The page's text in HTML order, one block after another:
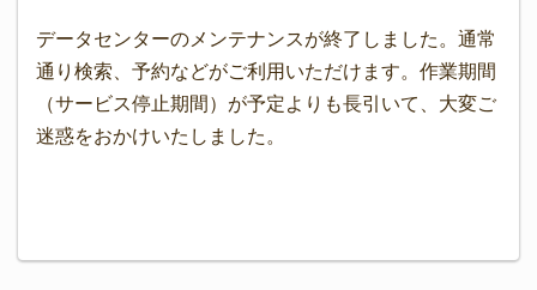
データセンターのメンテナンスが終了しました。通常
通り検索、予約などがご利用いただけます。作業期間
（サービス停止期間）が予定よりも長引いて、大変ご
迷惑をおかけいたしました。